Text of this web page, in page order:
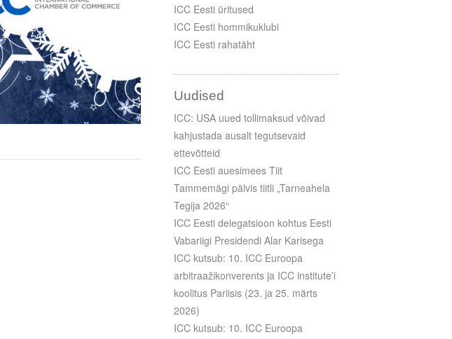
ICC Eesti üritused
ICC Eesti hommikuklubi
ICC Eesti rahatäht
Uudised
ICC: USA uued tollimaksud võivad
kahjustada ausalt tegutsevaid
ettevõtteid
ICC Eesti auesimees Tiit
Tammemägi pälvis tiitli „Tarneahela
Tegija 2026“
ICC Eesti delegatsioon kohtus Eesti
Vabariigi Presidendi Alar Karisega
ICC kutsub: 10. ICC Euroopa
arbitraažikonverents ja ICC institute’i
koolitus Pariisis (23. ja 25. märts
2026)
ICC kutsub: 10. ICC Euroopa